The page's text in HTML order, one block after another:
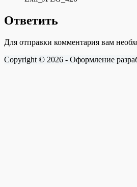
Ответить
Для отправки комментария вам
Copyright © 2026 - Оформление